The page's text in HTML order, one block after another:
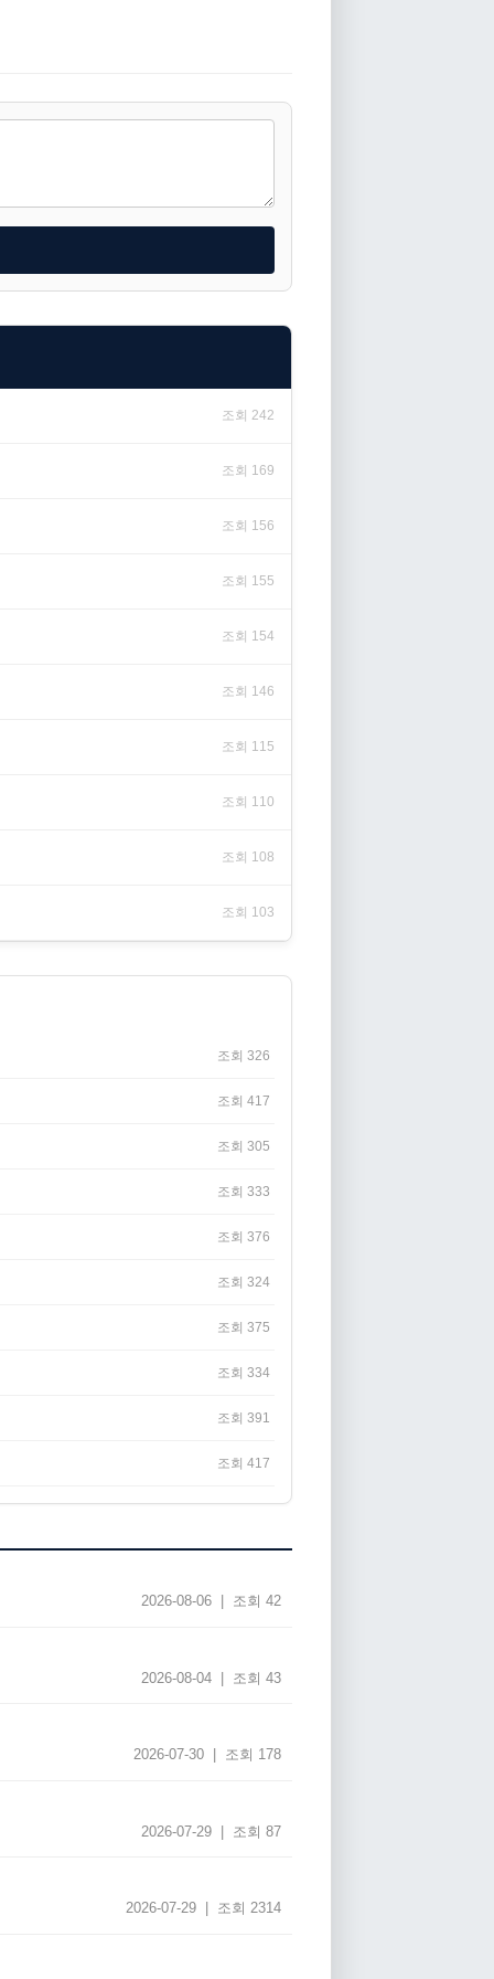
조회 242
조회 169
조회 156
조회 155
조회 154
조회 146
조회 115
조회 110
조회 108
조회 103
조회 326
조회 417
조회 305
조회 333
조회 376
조회 324
조회 375
조회 334
조회 391
조회 417
2026-08-06 | 조회 42
2026-08-04 | 조회 43
2026-07-30 | 조회 178
2026-07-29 | 조회 87
2026-07-29 | 조회 2314